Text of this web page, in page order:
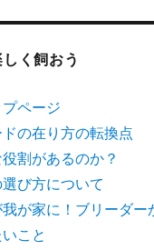
く飼おう
ページ
ドの在り方の転換点
割があるのか？
び方について
が家に！ブリーダー
こと